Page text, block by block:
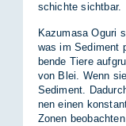
schich­te sicht­bar.
Ka­zu­ma­sa Ogu­ri
was im Se­di­ment
ben­de Tie­re
von Blei. Wenn
Se­di­ment.
nen ei­nen
Zo­nen